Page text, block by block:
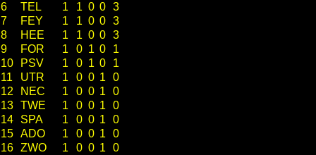
6
TEL 1 1 0 0 3
7
FEY 1 1 0 0 3
8
HEE 1 1 0 0 3
9
FOR 1 0 1 0
1
10
PSV 1 0 1 0
1
11
UTR 1 0 0 1
0
12
NEC 1 0 0 1
0
13 TWE 1 0 0 1
0
14
SPA 1 0 0 1
0
15 ADO 1 0 0 1
0
16 ZWO 1 0 0 1
0